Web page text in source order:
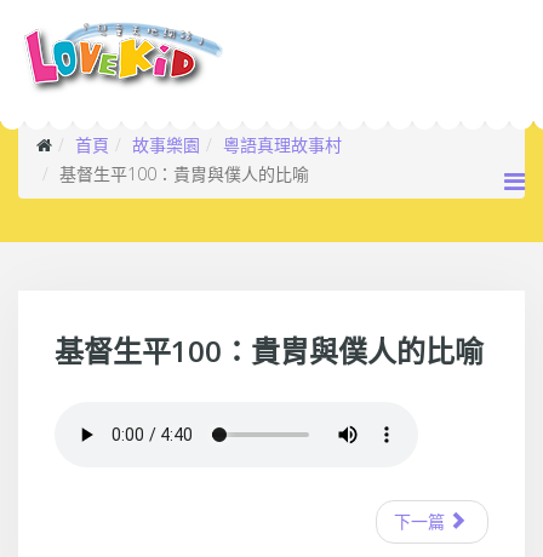
首頁 故事樂園
粵語真理故事村
基督生平100：貴胄與僕人的比喻
基督生平100：貴胄與僕人的比喻
下一篇